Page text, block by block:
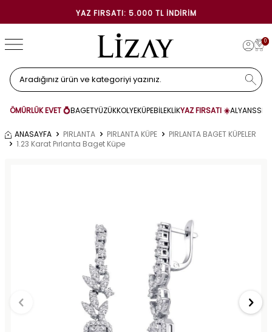
YAZ FIRSATI: 5.000 TL İNDIRIM
0
ÖMÜRLÜK EVET 💍BAGETYÜZÜKKOLYEKÜPEBİLEKLİKYAZ FIRSATI ☀️ALYANS
ANASAYFA PIRLANTA PIRLANTA KÜPE
PIRLANTA BAGET KÜPELER
1.23 Karat Pırlanta Baget Küpe